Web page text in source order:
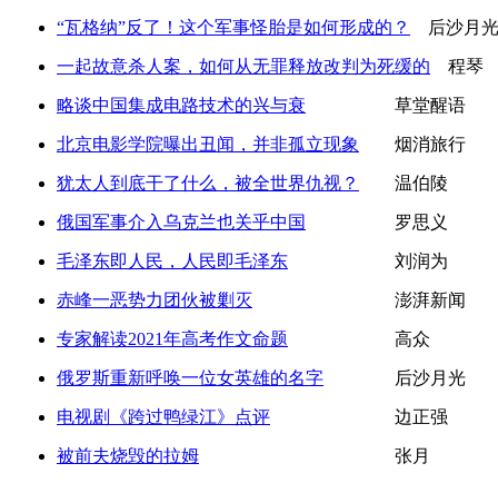
“瓦格纳”反了！这个军事怪胎是如何形成的？ 后沙月光
一起故意杀人案，如何从无罪释放改判为死缓的 程琴
略谈中国集成电路技术的兴与衰 草堂醒语
北京电影学院曝出丑闻，并非孤立现象 烟消旅行
犹太人到底干了什么，被全世界仇视？ 温伯陵
俄国军事介入乌克兰也关乎中国 罗思义
毛泽东即人民，人民即毛泽东 刘润为
赤峰一恶势力团伙被剿灭 澎湃新闻
专家解读2021年高考作文命题 高众
俄罗斯重新呼唤一位女英雄的名字 后沙月光
电视剧《跨过鸭绿江》点评 边正强
被前夫烧毁的拉姆 张月